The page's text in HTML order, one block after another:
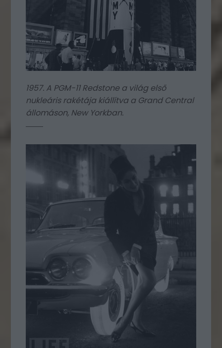
1957. A PGM-11 Redstone a világ első
nukleáris rakétája kiállítva a Grand Central
állomáson, New Yorkban.